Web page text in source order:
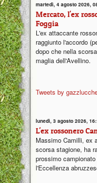
martedì, 4 agosto 2026,
Mercato, l'ex
Foggia
L'ex attaccante
raggiunto l'accordo
dopo che nella
maglia dell'Avellino.
Tweets by
lunedì, 3 agosto 2026,
L'ex rossonero
Massimo Camilli, ex
scorsa stagione, ha
prossimo
l'Eccellenza